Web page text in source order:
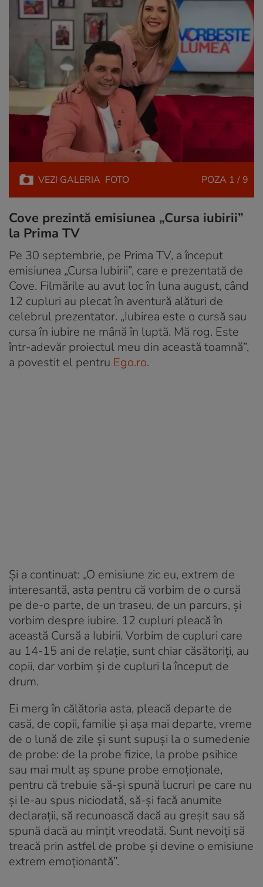
VEZI GALERIA FOTO POZA 1 / 9
Cove prezintă emisiunea „Cursa iubirii”
la Prima TV
Pe 30 septembrie, pe Prima TV, a început
emisiunea „Cursa Iubirii”, care e prezentată de
Cove. Filmările au avut loc în luna august, când
12 cupluri au plecat în aventură alături de
celebrul prezentator. „Iubirea este o cursă sau
cursa în iubire ne mână în luptă. Mă rog. Este
într-adevăr proiectul meu din această toamnă”,
a povestit el pentru Ego.ro.
Și a continuat: „O emisiune zic eu, extrem de
interesantă, asta pentru că vorbim de o cursă
pe de-o parte, de un traseu, de un parcurs, și
vorbim despre iubire. 12 cupluri pleacă în
această Cursă a Iubirii. Vorbim de cupluri care
au 14-15 ani de relație, sunt chiar căsătoriți, au
copii, dar vorbim și de cupluri la început de
drum.
Ei merg în călătoria asta, pleacă departe de
casă, de copii, familie și așa mai departe, vreme
de o lună de zile și sunt supuși la o sumedenie
de probe: de la probe fizice, la probe psihice
sau mai mult aș spune probe emoționale,
pentru că trebuie să-și spună lucruri pe care nu
și le-au spus niciodată, să-și facă anumite
declarații, să recunoască dacă au greșit sau să
spună dacă au mințit vreodată. Sunt nevoiți să
treacă prin astfel de probe și devine o emisiune
extrem emoționantă”.